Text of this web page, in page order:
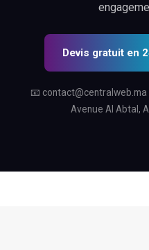
Devis gratuit en
📧 contact@centralweb.ma
Avenue Al Abtal,